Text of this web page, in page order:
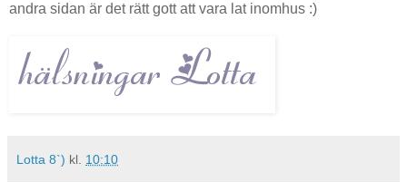
andra sidan är det rätt gott att vara lat inomhus :)
Lotta 8`) kl. 10:10